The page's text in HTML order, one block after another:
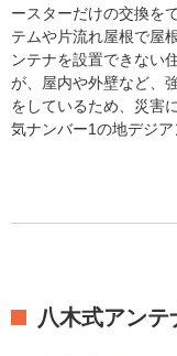
ースターだけの交換を
テムや片流れ屋根で屋
ンテナを設置できない
が、屋内や外壁など、
をしているため、災害
気ナンバー1の地デジア
八木式アンテ